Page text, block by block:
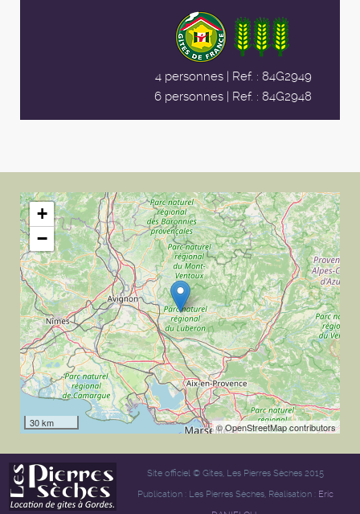
4 personnes | Ref. : 84G2949
6 personnes | Ref. : 84G2948
+
−
30 km © OpenStreetMap contributors
Site officiel © Gîtes, Les Pierres Sèches 2015
Publication : Les Pierres Sèches, Réalisation : Eric